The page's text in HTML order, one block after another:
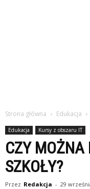
Strona główna Edukacja
Edukacja Kursy z obszaru IT
CZY MOŻNA
SZKOŁY?
Przez Redakcja - 29